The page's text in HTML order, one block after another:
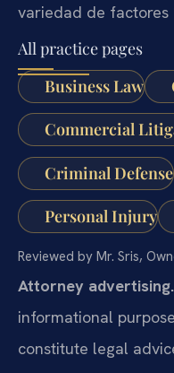
variedad de factores
All practice pages
Business Law
Commercial
Criminal Defense
Personal Injury
Reviewed by Mr. Sris,
Attorney advertising.
informational
constitute legal